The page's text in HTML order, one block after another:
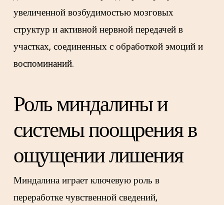
увеличенной возбудимостью мозговых
структур и активной нервной передачей в
участках, соединенных с обработкой эмоций и
воспоминаний.
Роль миндалины и
системы поощрения в
ощущении лишения
Миндалина играет ключевую роль в
переработке чувственной сведений,